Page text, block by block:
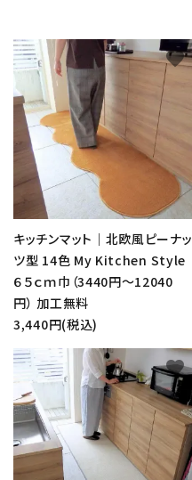
キッチンマット｜北欧風ピーナッ
ツ型 14色 My Kitchen Style
６５ｃｍ巾（3440円～12040
円） 加工無料
3,440円(税込)
favorite
favorite